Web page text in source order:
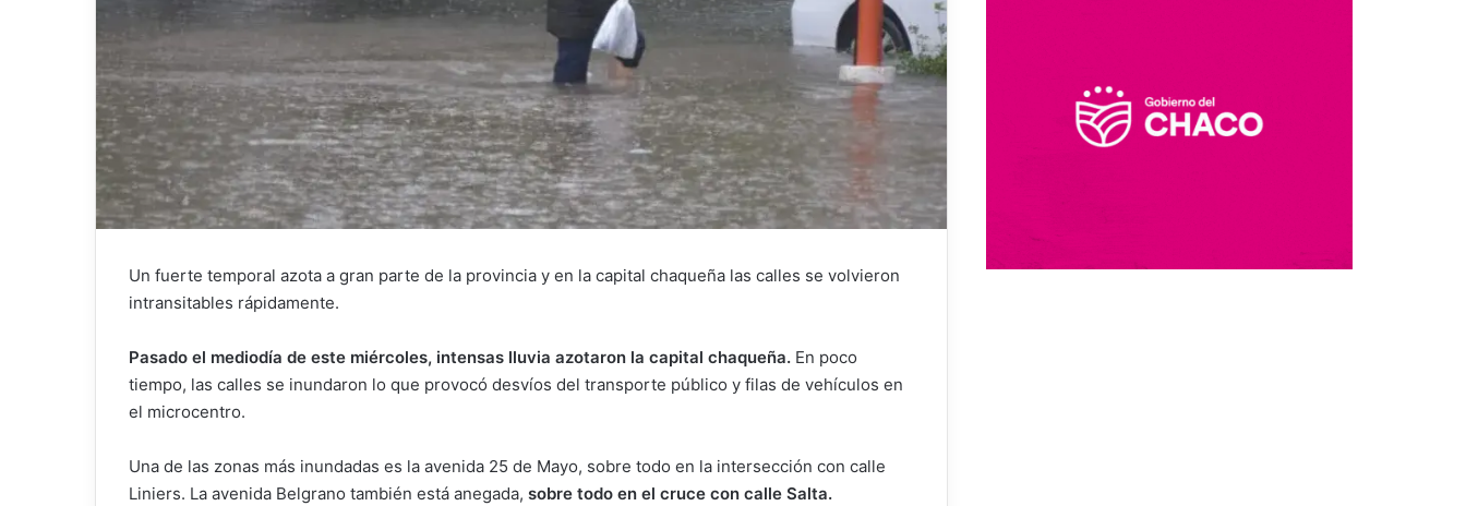
Un fuerte temporal azota a gran parte de la provincia y en la capital chaqueña las calles se volvieron
intransitables rápidamente.
Pasado el mediodía de este miércoles, intensas lluvia azotaron la capital chaqueña. En poco
tiempo, las calles se inundaron lo que provocó desvíos del transporte público y filas de vehículos en
el microcentro.
Una de las zonas más inundadas es la avenida 25 de Mayo, sobre todo en la intersección con calle
Liniers. La avenida Belgrano también está anegada, sobre todo en el cruce con calle Salta.